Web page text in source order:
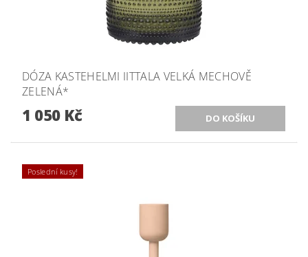
DÓZA KASTEHELMI IITTALA VELKÁ MECHOVĚ
ZELENÁ*
1 050 Kč
Poslední kusy!